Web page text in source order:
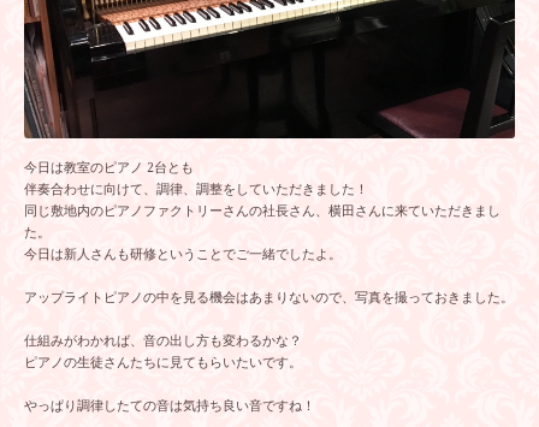
今日は教室のピアノ 2台とも
伴奏合わせに向けて、調律、調整をしていただきました！
同じ敷地内のピアノファクトリーさんの社長さん、横田さんに来ていただきまし
た。
今日は新人さんも研修ということでご一緒でしたよ。
アップライトピアノの中を見る機会はあまりないので、写真を撮っておきました。
仕組みがわかれば、音の出し方も変わるかな？
ピアノの生徒さんたちに見てもらいたいです。
やっぱり調律したての音は気持ち良い音ですね！